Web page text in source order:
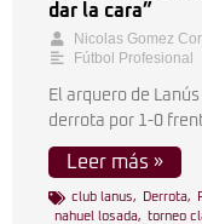
dar la cara”
Nicolas Gomez
Fútbol Profesional
El arquero de
derrota por 1-0
Leer más »
club lanus, Derrota,
nahuel losada, torneo